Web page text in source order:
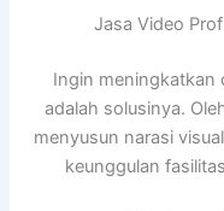
Jasa Video
Ingin meningkatkan
adalah solusinya.
menyusun narasi
keunggulan